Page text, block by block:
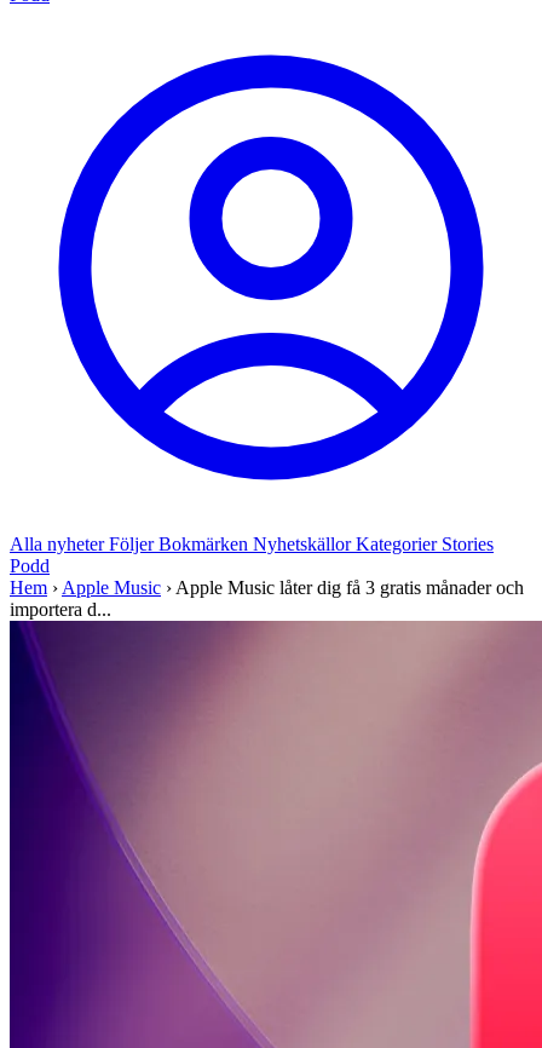
Alla nyheterFöljerBokmärken NyhetskällorKategorier Stories
Podd
Hem › Apple Music › Apple Music låter dig få 3 gratis månader och
importera d...